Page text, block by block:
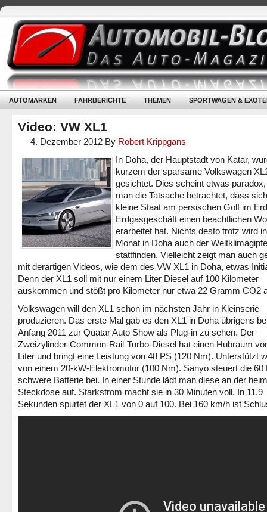
AUTOMARKEN FAHRBERICHTE THEMEN SPORTWAGEN &
Video: VW XL1
4. Dezember 2012 By Robert Krippgans
In Doha, der Hauptstadt von Katar,
kurzem der sparsame Volkswagen
gesichtet. Dies scheint etwas
man die Tatsache betrachtet, dass
kleine Staat am persischen Golf im
Erdgasgeschäft einen beachtlichen
erarbeitet hat. Nichts desto trotz wird
Monat in Doha auch der
stattfinden. Vielleicht zeigt man auch
mit derartigen Videos, wie dem des VW XL1 in Doha, etwas
Denn der XL1 soll mit nur einem Liter Diesel auf 100 Kilometer
auskommen und stößt pro Kilometer nur etwa 22 Gramm CO2
Volkswagen will den XL1 schon im nächsten Jahr in Kleinserie
produzieren. Das erste Mal gab es den XL1 in Doha übrigens
Anfang 2011 zur Quatar Auto Show als Plug-in zu sehen. Der
Zweizylinder-Common-Rail-Turbo-Diesel hat einen Hubraum
Liter und bringt eine Leistung von 48 PS (120 Nm). Unterstützt
von einem 20-kW-Elektromotor (100 Nm). Sanyo steuert die 60
schwere Batterie bei. In einer Stunde lädt man diese an der
Steckdose auf. Starkstrom macht sie in 30 Minuten voll. In 11,9
Sekunden spurtet der XL1 von 0 auf 100. Bei 160 km/h ist